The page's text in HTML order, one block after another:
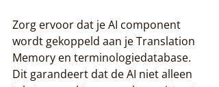
Zorg ervoor dat je AI component
wordt gekoppeld aan je Translation
Memory en terminologiedatabase.
Dit garandeert dat de AI niet alleen